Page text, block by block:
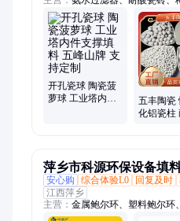
孔陶瓷过滤板、微孔陶瓷过滤
蜂窝陶瓷蓄热体、陶瓷拉西环、
过滤器、耐酸耐温砖、耐酸瓷管
开孔瓷球 陶瓷菠
萝球 工业塔内件
五丰陶瓷
化铝瓷柱
萍乡市科源环保设备填
安心购
综合体验L0 回复及时
江西萍乡
主营： 金属鲍尔环、塑料鲍尔环
蜂窝陶瓷蓄热体、惰性氧化铝球